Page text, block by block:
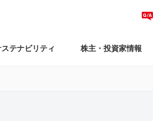
テナビリティ 株主・投資家情報